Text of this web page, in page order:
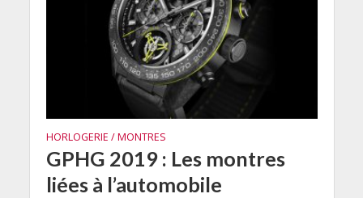
HORLOGERIE / MONTRES
GPHG 2019 : Les montres
liées à l’automobile